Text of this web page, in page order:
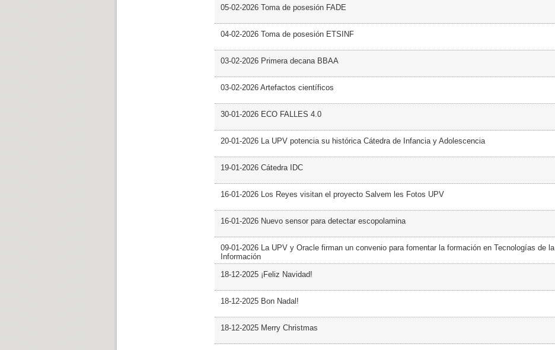
05-02-2026 Toma de posesión FADE
04-02-2026 Toma de posesión ETSINF
03-02-2026 Primera decana BBAA
03-02-2026 Artefactos científicos
30-01-2026 ECO FALLES 4.0
20-01-2026 La UPV potencia su histórica Cátedra de Infancia y Adolescencia
19-01-2026 Cátedra IDC
16-01-2026 Los Reyes visitan el proyecto Salvem les Fotos UPV
16-01-2026 Nuevo sensor para detectar escopolamina
09-01-2026 La UPV y Oracle firman un convenio para fomentar la formación en Tecnologías de la
Información
18-12-2025 ¡Feliz Navidad!
18-12-2025 Bon Nadal!
18-12-2025 Merry Christmas